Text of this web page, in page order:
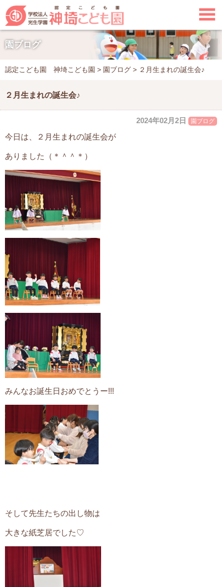

園ブログ
認定こども園 神埼こども園 > 園ブログ > ２月生まれの誕生会♪
２月生まれの誕生会♪
2024年02月2日 園ブログ
今日は、２月生まれの誕生会が
ありました（＊＾＾＊）
みんなお誕生日おめでとうー!!!
そして先生たちの出し物は
大きな紙芝居でした♡